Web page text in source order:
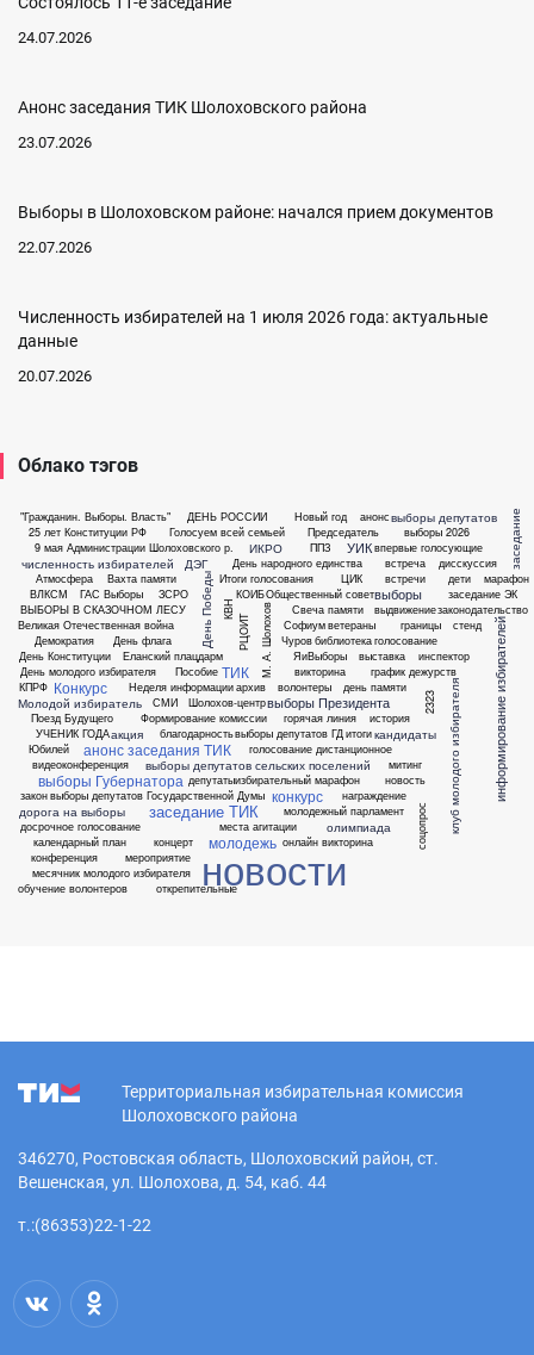
24.07.2026
Анонс заседания ТИК Шолоховского района
23.07.2026
Выборы в Шолоховском районе: начался прием документов
22.07.2026
Численность избирателей на 1 июля 2026 года: актуальные
данные
20.07.2026
Облако тэгов
"Гражданин. Выборы. Власть"
25 лет Конституции РФ
9 мая
численность избирателей
Администрации Шолоховского р.
Атмосфера
ВЛКСМ
ВЫБОРЫ В СКАЗОЧНОМ ЛЕСУ
Вахта памяти
Великая Отечественная война
ГАС Выборы
Голосуем всей семьей
ДЕНЬ РОССИИ
ДЭГ
Демократия
День Конституции
День Победы
День молодого избирателя
День народного единства
День флага
Еланский плацдарм
ЗСРО
ИКРО
Итоги голосования
КВН
КОИБ
КПРФ Конкурс
М. А. Шолохов
Молодой избиратель
Неделя информации
Новый год
Общественный совет
ППЗ
Поезд Будущего
Пособие
Председатель
РЦОИТ
СМИ
Свеча памяти
Софиум
ТИК
УИК
УЧЕНИК ГОДА
Формирование комиссии
ЦИК
Чуров
Шолохов-центр
Юбилей
ЯиВыборы
акция
анонс
анонс заседания ТИК
архив
библиотека
благодарность
ветераны
видеоконференция
викторина
волонтеры
впервые голосующие
встреча
встречи
выборы
выборы 2026
выборы Губернатора
выборы Президента
выборы депутатов
выборы депутатов ГД
выборы депутатов Государственной Думы
выборы депутатов сельских поселений
выдвижение
выставка
голосование
голосование дистанционное
горячая линия
границы
график дежурств
день памяти
депутаты
дети
дисскуссия
дорога на выборы
досрочное голосование
закон
законодательство
заседание
заседание ТИК
заседание ЭК
избирательный марафон
инспектор информирование избирателей
история
итоги
календарный план
кандидаты клуб молодого избирателя
конкурс
конференция
концерт
марафон
мероприятие
места агитации
месячник молодого избирателя
митинг
молодежный парламент
молодежь
награждение
новости
новость
обучение волонтеров
олимпиада
онлайн викторина
открепительные
соцопрос
стенд
2323
Территориальная избирательная комиссия
Шолоховского района
346270, Ростовская область, Шолоховский район, ст.
Вешенская, ул. Шолохова, д. 54, каб. 44
т.:(86353)22-1-22